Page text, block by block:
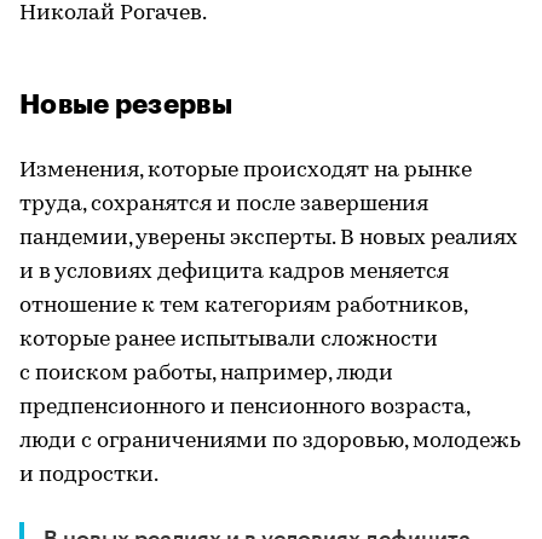
Николай Рогачев.
Новые резервы
Изменения, которые происходят на рынке
труда, сохранятся и после завершения
пандемии, уверены эксперты. В новых реалиях
и в условиях дефицита кадров меняется
отношение к тем категориям работников,
которые ранее испытывали сложности
с поиском работы, например, люди
предпенсионного и пенсионного возраста,
люди с ограничениями по здоровью, молодежь
и подростки.